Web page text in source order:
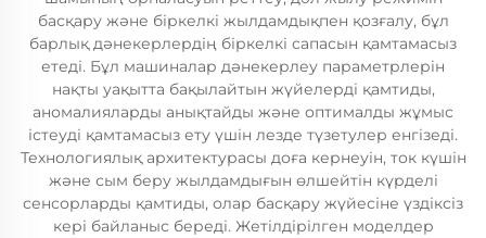
басқару және біркелкі жылдамдықпен қозғалу, бұл
барлық дәнекерлердің біркелкі сапасын қамтамасыз
етеді. Бұл машиналар дәнекерлеу параметрлерін
нақты уақытта бақылайтын жүйелерді қамтиды,
аномалияларды анықтайды және оптималды жұмыс
істеуді қамтамасыз ету үшін лезде түзетулер енгізеді.
Технологиялық архитектурасы доға кернеуін, ток күшін
және сым беру жылдамдығын өлшейтін күрделі
сенсорларды қамтиды, олар басқару жүйесіне үздіксіз
кері байланыс береді. Жетілдірілген моделдер